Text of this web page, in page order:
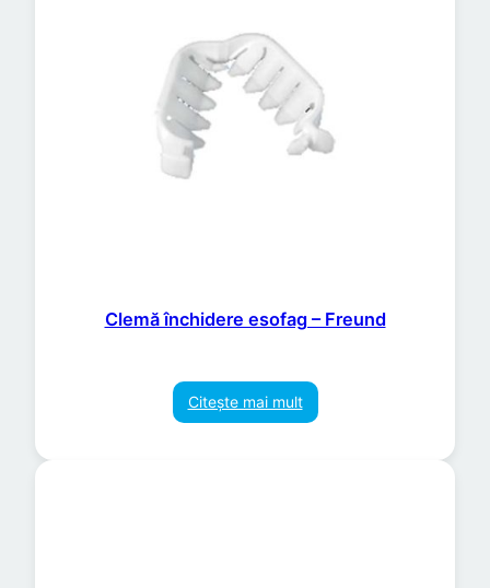
Clemă închidere esofag – Freund
Citește mai mult